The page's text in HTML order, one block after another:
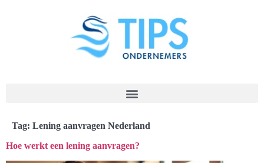
Tag: Lening aanvragen Nederland
Hoe werkt een lening aanvragen?